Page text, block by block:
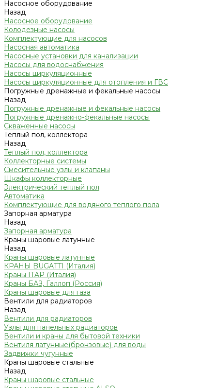
Насосное оборудование
Назад
Насосное оборудование
Колодезные насосы
Комплектующие для насосов
Насосная автоматика
Насосные установки для канализации
Насосы для водоснабжения
Насосы циркуляционные
Насосы циркуляционные для отопления и ГВС
Погружные дренажные и фекальные насосы
Назад
Погружные дренажные и фекальные насосы
Погружные дренажно-фекальные насосы
Скваженные насосы
Теплый пол, коллектора
Назад
Теплый пол, коллектора
Коллекторные системы
Смесительные узлы и клапаны
Шкафы коллекторные
Электрический теплый пол
Автоматика
Комплектующие для водяного теплого пола
Запорная арматура
Назад
Запорная арматура
Краны шаровые латунные
Назад
Краны шаровые латунные
КРАНЫ BUGATTI (Италия)
Краны ITAP (Италия)
Краны БАЗ, Галлоп (Россия)
Краны шаровые для газа
Вентили для радиаторов
Назад
Вентили для радиаторов
Узлы для панельных радиаторов
Вентили и краны для бытовой техники
Вентиля латунные(бронзовые) для воды
Задвижки чугунные
Краны шаровые стальные
Назад
Краны шаровые стальные